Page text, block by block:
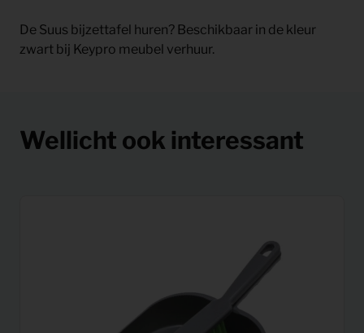
De Suus bijzettafel huren? Beschikbaar in de kleur
zwart bij Keypro meubel verhuur.
Wellicht ook interessant